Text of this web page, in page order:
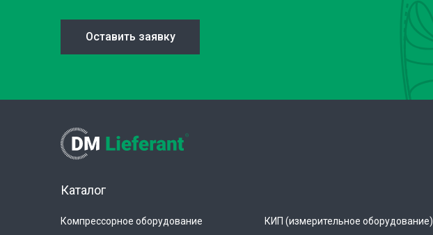
Оставить заявку
Каталог
Компрессорное оборудование
КИП (измерительное оборудование)